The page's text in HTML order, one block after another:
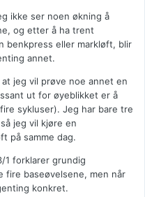
ikke ser noen økning å
og etter å ha trent
benkpress eller markløft, blir
annet.
jeg vil prøve noe annet en
ut for øyeblikket er å
sykluser). Jeg har bare tre
jeg vil kjøre en
på samme dag.
forklarer grundig
fire baseøvelsene, men når
konkret.